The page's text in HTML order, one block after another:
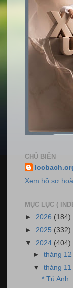
CHỦ BIÊN
Xem hồ sơ
MỤC LỤC (
► 2026 (184)
► 2025 (332)
▼ 2024 (404)
►tháng 12
▼tháng 11
* Tú Anh